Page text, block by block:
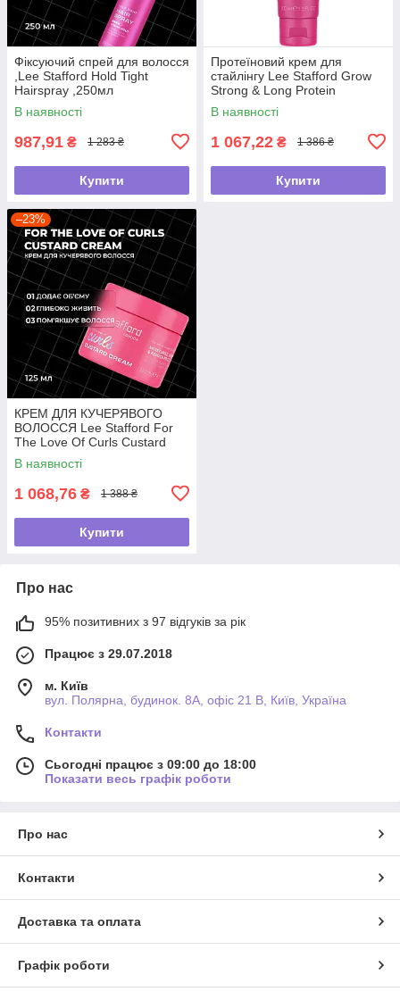
Фіксуючий спрей для волосся
,Lee Stafford Hold Tight
Hairspray ,250мл
В наявності
987,91 ₴ 1 283 ₴
Купити
Протеїновий крем для
стайлінгу Lee Stafford Grow
Strong & Long Protein
Treatment Styling
Cream,100мл
В наявності
1 067,22 ₴ 1 386 ₴
Купити
–23%
КРЕМ ДЛЯ КУЧЕРЯВОГО
ВОЛОССЯ Lee Stafford For
The Love Of Curls Custard
Cream,125мл
В наявності
1 068,76 ₴ 1 388 ₴
Купити
Про нас
95% позитивних з 97 відгуків за рік
Працює з 29.07.2018
м. Київ
вул. Полярна, будинок. 8А, офіс 21 В, Київ, Україна
Контакти
Сьогодні працює з 09:00 до 18:00
Показати весь графік роботи
Про нас
Контакти
Доставка та оплата
Графік роботи